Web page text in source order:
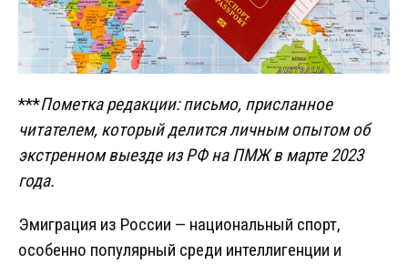
***Пометка редакции: письмо, присланное
читателем, который делится личным опытом об
экстренном выезде из РФ на ПМЖ в марте 2023
года.
Эмиграция из России — национальный спорт,
особенно популярный среди интеллигенции и